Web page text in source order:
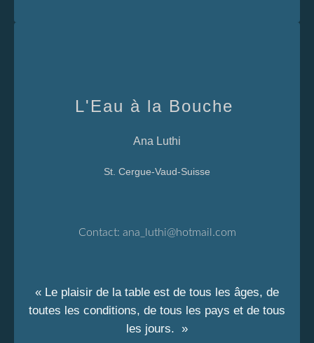
L'Eau à la Bouche
Ana Luthi
St. Cergue-Vaud-Suisse
Contact: ana_luthi@hotmail.com
« Le plaisir de la table est de tous les âges, de
toutes les conditions, de tous les pays et de tous
les jours. »